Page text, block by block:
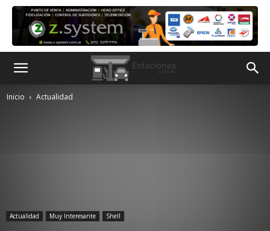
Inicio Actualidad
Actualidad Muy Interesante Shell